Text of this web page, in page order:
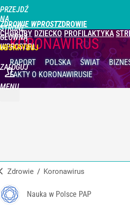
PRZEJDŹ
NA
STRONĘ
GŁÓWNĄ
WPROST.PL
ZDROWIE WPROST
CHOROBY DZIECKO PROFILAKTYKA
ZALOGUJ
MENU
KORONAWIRUS
RAPORT POLSKA ŚWIAT
FAKTY O KORONAWIRUSIE
Zdrowie / Koronawirus
Nauka w Polsce PAP